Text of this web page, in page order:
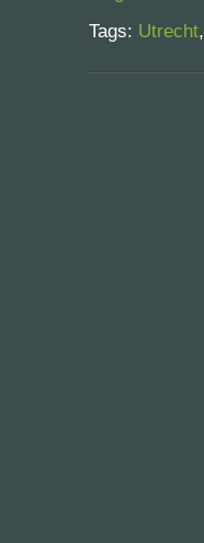
Tags: Utrecht,